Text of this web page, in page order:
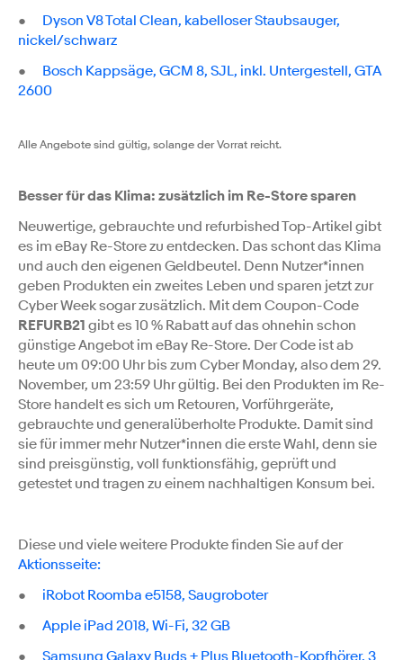
● Dyson V8 Total Clean, kabelloser Staubsauger,
nickel/schwarz
● Bosch Kappsäge, GCM 8, SJL, inkl. Untergestell, GTA
2600
Alle Angebote sind gültig, solange der Vorrat reicht.
Besser für das Klima: zusätzlich im Re-Store sparen
Neuwertige, gebrauchte und refurbished Top-Artikel gibt
es im eBay Re-Store zu entdecken. Das schont das Klima
und auch den eigenen Geldbeutel. Denn Nutzer*innen
geben Produkten ein zweites Leben und sparen jetzt zur
Cyber Week sogar zusätzlich. Mit dem Coupon-Code
REFURB21 gibt es 10 % Rabatt auf das ohnehin schon
günstige Angebot im eBay Re-Store. Der Code ist ab
heute um 09:00 Uhr bis zum Cyber Monday, also dem 29.
November, um 23:59 Uhr gültig. Bei den Produkten im Re-
Store handelt es sich um Retouren, Vorführgeräte,
gebrauchte und generalüberholte Produkte. Damit sind
sie für immer mehr Nutzer*innen die erste Wahl, denn sie
sind preisgünstig, voll funktionsfähig, geprüft und
getestet und tragen zu einem nachhaltigen Konsum bei.
Diese und viele weitere Produkte finden Sie auf der
Aktionsseite:
● iRobot Roomba e5158, Saugroboter
● Apple iPad 2018, Wi-Fi, 32 GB
● Samsung Galaxy Buds + Plus Bluetooth-Kopfhörer, 3